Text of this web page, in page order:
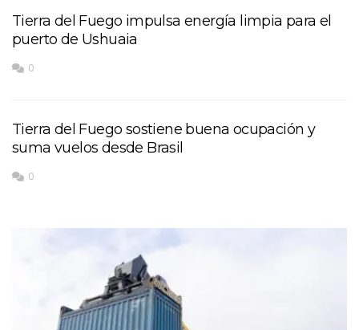
Tierra del Fuego impulsa energía limpia para el
puerto de Ushuaia
0
Tierra del Fuego sostiene buena ocupación y
suma vuelos desde Brasil
0